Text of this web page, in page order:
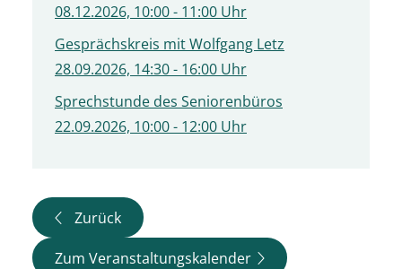
08.12.2026, 10:00 - 11:00 Uhr
Gesprächskreis mit Wolfgang Letz
28.09.2026, 14:30 - 16:00 Uhr
Sprechstunde des Seniorenbüros
22.09.2026, 10:00 - 12:00 Uhr
Zurück
Zum Veranstaltungskalender